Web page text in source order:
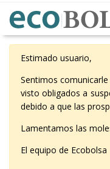
Estimado usuario,
Sentimos
visto obligados a
debido a que las
Lamentamos las
El equipo de Ecobolsa